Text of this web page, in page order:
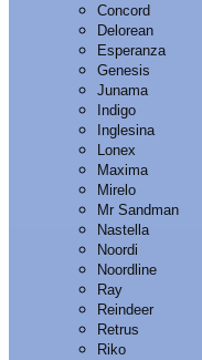
Concord
Delorean
Esperanza
Genesis
Junama
Indigo
Inglesina
Lonex
Maxima
Mirelo
Mr Sandman
Nastella
Noordi
Noordline
Ray
Reindeer
Retrus
Riko